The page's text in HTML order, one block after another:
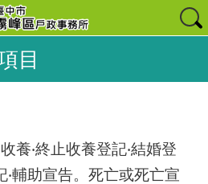
目
養‧終止收養登記‧結婚登
‧輔助宣告。死亡或死亡宣